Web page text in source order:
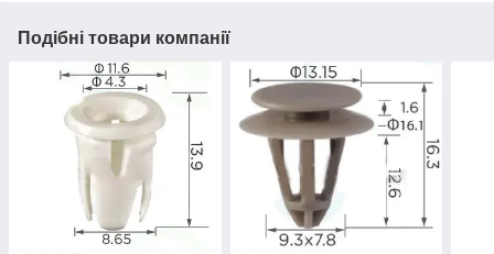
Подібні товари компанії